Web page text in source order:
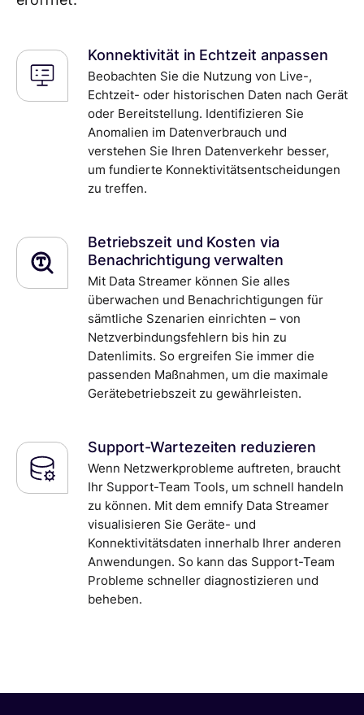
Konnektivität in Echtzeit anpassen
Beobachten Sie die Nutzung von Live-,
Echtzeit- oder historischen Daten nach Gerät
oder Bereitstellung. Identifizieren Sie
Anomalien im Datenverbrauch und
verstehen Sie Ihren Datenverkehr besser,
um fundierte Konnektivitätsentscheidungen
zu treffen.
Betriebszeit und Kosten via
Benachrichtigung verwalten
Mit Data Streamer können Sie alles
überwachen und Benachrichtigungen für
sämtliche Szenarien einrichten – von
Netzverbindungsfehlern bis hin zu
Datenlimits. So ergreifen Sie immer die
passenden Maßnahmen, um die maximale
Gerätebetriebszeit zu gewährleisten.
Support-Wartezeiten reduzieren
Wenn Netzwerkprobleme auftreten, braucht
Ihr Support-Team Tools, um schnell handeln
zu können. Mit dem emnify Data Streamer
visualisieren Sie Geräte- und
Konnektivitätsdaten innerhalb Ihrer anderen
Anwendungen. So kann das Support-Team
Probleme schneller diagnostizieren und
beheben.